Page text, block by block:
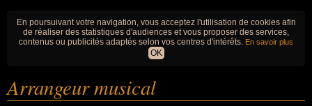
En poursuivant votre navigation, vous acceptez l'utilisation de cookies afin
de réaliser des statistiques d'audiences et vous proposer des services,
contenus ou publicités adaptés selon vos centres d'intérêts. En savoir plus
OK
Arrangeur musical